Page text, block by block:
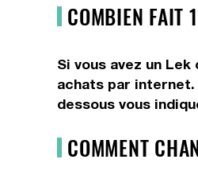
COMBIEN FAIT
Si vous avez un
achats par
dessous vous
COMMENT